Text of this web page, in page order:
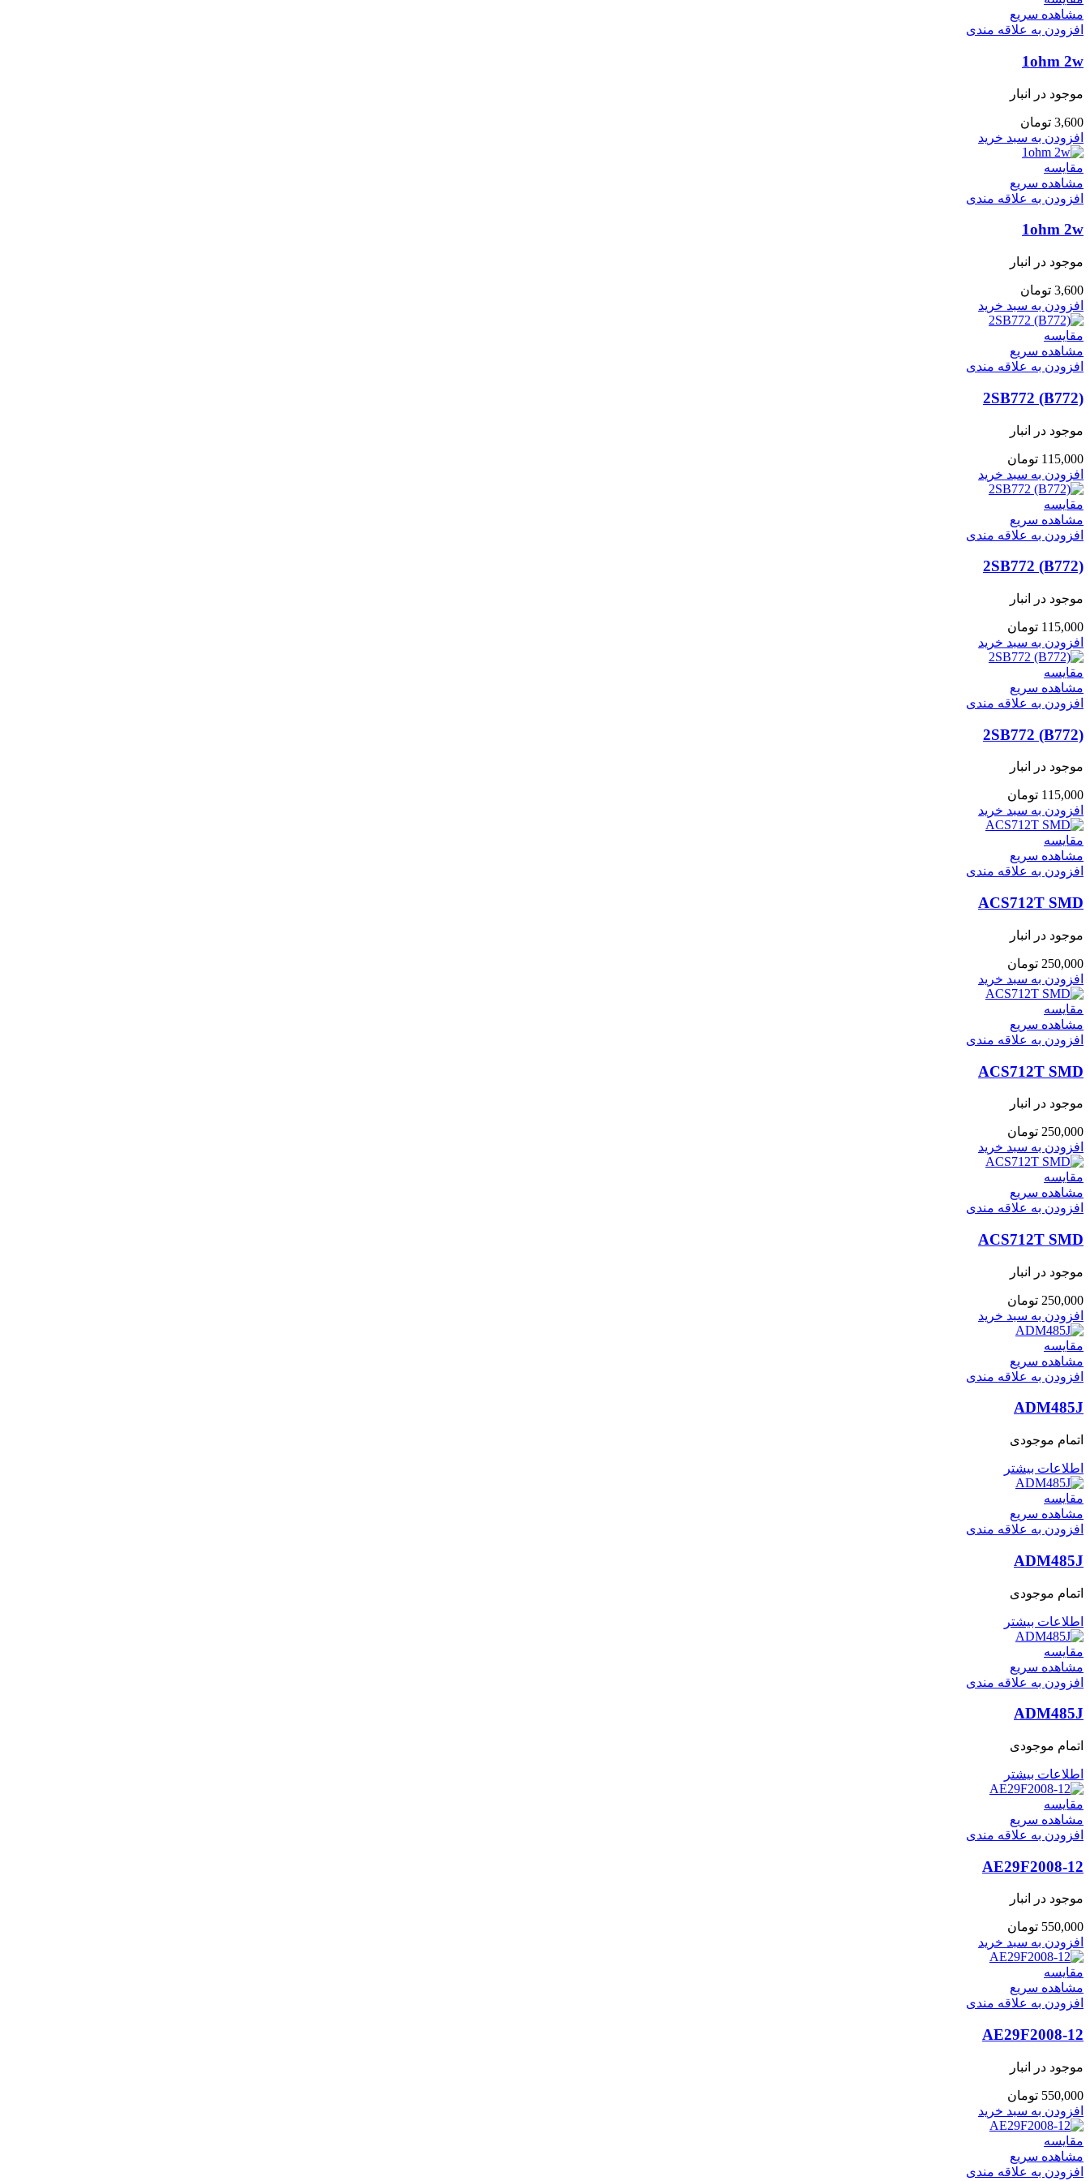
مشاهده سریع
افزودن به علاقه مندی
1ohm 2w
موجود در انبار
3,600 تومان
افزودن به سبد خرید
مقایسه
مشاهده سریع
افزودن به علاقه مندی
1ohm 2w
موجود در انبار
3,600 تومان
افزودن به سبد خرید
مقایسه
مشاهده سریع
افزودن به علاقه مندی
2SB772 (B772)
موجود در انبار
115,000 تومان
افزودن به سبد خرید
مقایسه
مشاهده سریع
افزودن به علاقه مندی
2SB772 (B772)
موجود در انبار
115,000 تومان
افزودن به سبد خرید
مقایسه
مشاهده سریع
افزودن به علاقه مندی
2SB772 (B772)
موجود در انبار
115,000 تومان
افزودن به سبد خرید
مقایسه
مشاهده سریع
افزودن به علاقه مندی
ACS712T SMD
موجود در انبار
250,000 تومان
افزودن به سبد خرید
مقایسه
مشاهده سریع
افزودن به علاقه مندی
ACS712T SMD
موجود در انبار
250,000 تومان
افزودن به سبد خرید
مقایسه
مشاهده سریع
افزودن به علاقه مندی
ACS712T SMD
موجود در انبار
250,000 تومان
افزودن به سبد خرید
مقایسه
مشاهده سریع
افزودن به علاقه مندی
ADM485J
اتمام موجودی
اطلاعات بیشتر
مقایسه
مشاهده سریع
افزودن به علاقه مندی
ADM485J
اتمام موجودی
اطلاعات بیشتر
مقایسه
مشاهده سریع
افزودن به علاقه مندی
ADM485J
اتمام موجودی
اطلاعات بیشتر
مقایسه
مشاهده سریع
افزودن به علاقه مندی
AE29F2008-12
موجود در انبار
550,000 تومان
افزودن به سبد خرید
مقایسه
مشاهده سریع
افزودن به علاقه مندی
AE29F2008-12
موجود در انبار
550,000 تومان
افزودن به سبد خرید
مقایسه
مشاهده سریع
افزودن به علاقه مندی